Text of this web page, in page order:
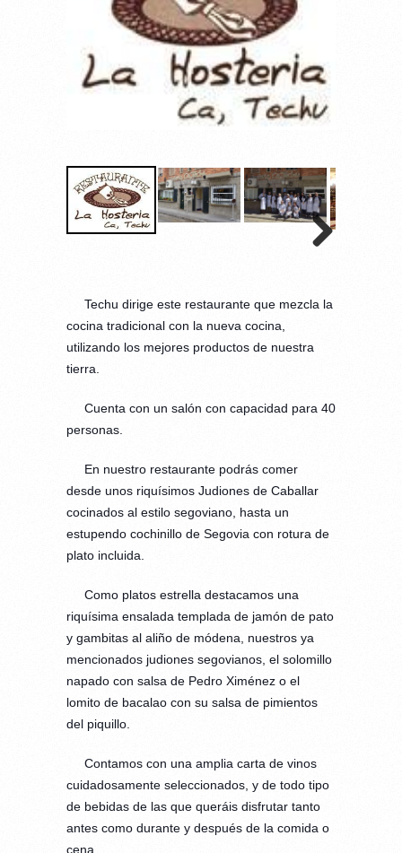
Techu dirige este restaurante que mezcla la
cocina tradicional con la nueva cocina,
utilizando los mejores productos de nuestra
tierra.
Cuenta con un salón con capacidad para 40
personas.
En nuestro restaurante podrás comer
desde unos riquísimos Judiones de Caballar
cocinados al estilo segoviano, hasta un
estupendo cochinillo de Segovia con rotura de
plato incluida.
Como platos estrella destacamos una
riquísima ensalada templada de jamón de pato
y gambitas al aliño de módena, nuestros ya
mencionados judiones segovianos, el solomillo
napado con salsa de Pedro Ximénez o el
lomito de bacalao con su salsa de pimientos
del piquillo.
Contamos con una amplia carta de vinos
cuidadosamente seleccionados, y de todo tipo
de bebidas de las que queráis disfrutar tanto
antes como durante y después de la comida o
cena.